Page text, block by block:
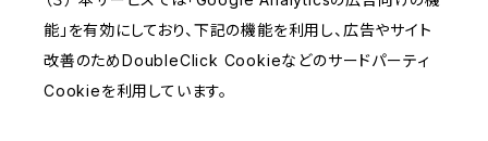
能」を有効にしており、下記の機能を利用し、広告やサイト
改善のためDoubleClick Cookieなどのサードパーティ
Cookieを利用しています。